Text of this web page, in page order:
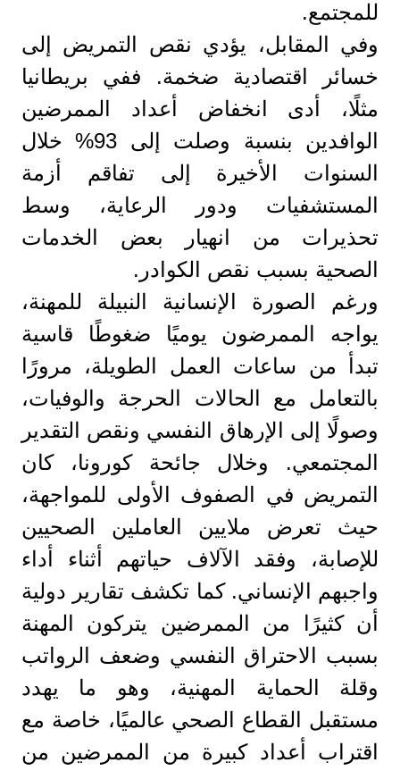
للمجتمع.
وفي المقابل، يؤدي نقص التمريض إلى
خسائر اقتصادية ضخمة. ففي بريطانيا
مثلًا، أدى انخفاض أعداد الممرضين
الوافدين بنسبة وصلت إلى 93% خلال
السنوات الأخيرة إلى تفاقم أزمة
المستشفيات ودور الرعاية، وسط
تحذيرات من انهيار بعض الخدمات
الصحية بسبب نقص الكوادر.
ورغم الصورة الإنسانية النبيلة للمهنة،
يواجه الممرضون يوميًا ضغوطًا قاسية
تبدأ من ساعات العمل الطويلة، مرورًا
بالتعامل مع الحالات الحرجة والوفيات،
وصولًا إلى الإرهاق النفسي ونقص التقدير
المجتمعي. وخلال جائحة كورونا، كان
التمريض في الصفوف الأولى للمواجهة،
حيث تعرض ملايين العاملين الصحيين
للإصابة، وفقد الآلاف حياتهم أثناء أداء
واجبهم الإنساني. كما تكشف تقارير دولية
أن كثيرًا من الممرضين يتركون المهنة
بسبب الاحتراق النفسي وضعف الرواتب
وقلة الحماية المهنية، وهو ما يهدد
مستقبل القطاع الصحي عالميًا، خاصة مع
اقتراب أعداد كبيرة من الممرضين من